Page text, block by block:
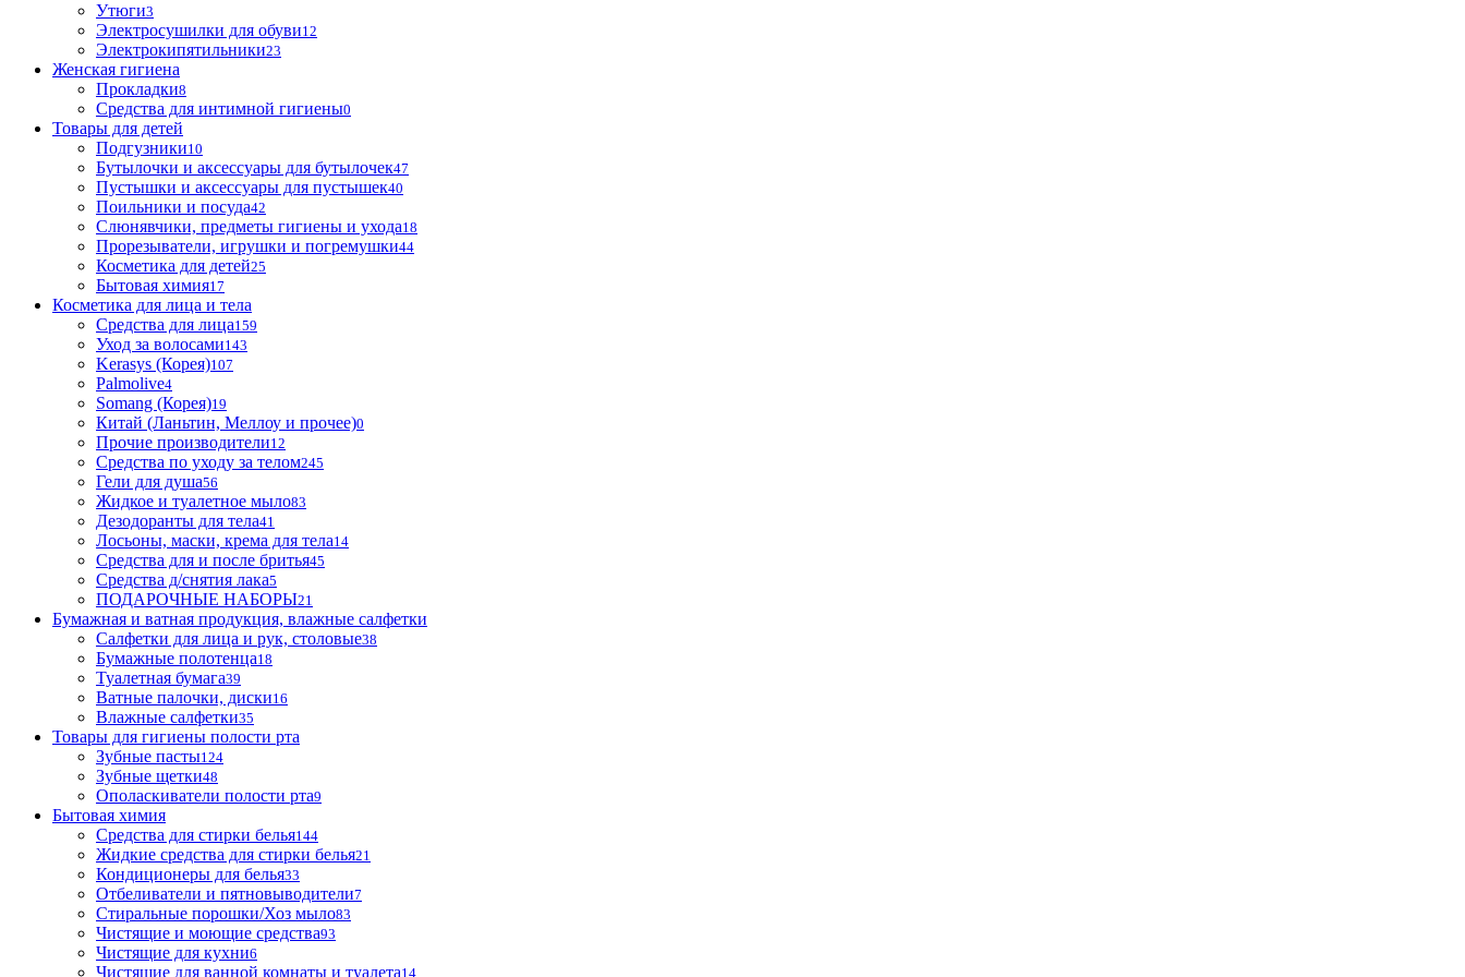
Утюги3
Электросушилки для обуви12
Электрокипятильники23
Женская гигиена
Прокладки8
Средства для интимной гигиены0
Товары для детей
Подгузники10
Бутылочки и аксессуары для бутылочек47
Пустышки и аксессуары для пустышек40
Поильники и посуда42
Слюнявчики, предметы гигиены и ухода18
Прорезыватели, игрушки и погремушки44
Косметика для детей25
Бытовая химия17
Косметика для лица и тела
Cредства для лица159
Уход за волосами143
Kerasys (Корея)107
Palmolive4
Somang (Корея)19
Китай (Ланьтин, Меллоу и прочее)0
Прочие производители12
Средства по уходу за телом245
Гели для душа56
Жидкое и туалетное мыло83
Дезодоранты для тела41
Лосьоны, маски, крема для тела14
Средства для и после бритья45
Средства д/снятия лака5
ПОДАРОЧНЫЕ НАБОРЫ21
Бумажная и ватная продукция, влажные салфетки
Салфетки для лица и рук, столовые38
Бумажные полотенца18
Туалетная бумага39
Ватные палочки, диски16
Влажные салфетки35
Товары для гигиены полости рта
Зубные пасты124
Зубные щетки48
Ополаскиватели полости рта9
Бытовая химия
Средства для стирки белья144
Жидкие средства для стирки белья21
Кондиционеры для белья33
Отбеливатели и пятновыводители7
Стиральные порошки/Хоз мыло83
Чистящие и моющие средства93
Чистящие для кухни6
Чистящие для ванной комнаты и туалета14